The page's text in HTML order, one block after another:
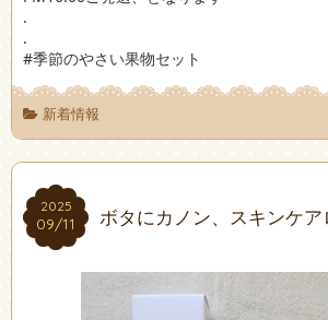
.
.
#季節のやさい果物セット
新着情報
2025
09/11
2025
09/11 ボタにカノン、スキンケ